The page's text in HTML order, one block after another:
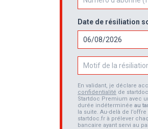
Date de résiliation
Motif de la
En validant, je déclare
confidentialité de
Startdoc Premium avec
durée indéterminée au
la suite. Au-delà de
startdoc.fr à prélever
bancaire ayant servi au